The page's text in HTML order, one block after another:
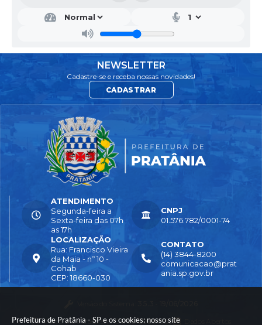
Prefeitura de Pratânia - SP e os cookies: nosso site
NEWSLETTER
Cadastre-se e receba nossas novidades!
CADASTRAR
LOCALIZAÇÃO
Rua: Francisco Vieira
da Maia - nº 10 -
Cohab
CEP: 18660-030
CONTATO
(14) 3844-8200
comunicacao@prat
ania.sp.gov.br
ATENDIMENTO
Segunda-feira a
Sexta-feira das 07h
as 17h
CNPJ
01.576.782/0001-74
Portal atualizado em:04/08/2026 16:55